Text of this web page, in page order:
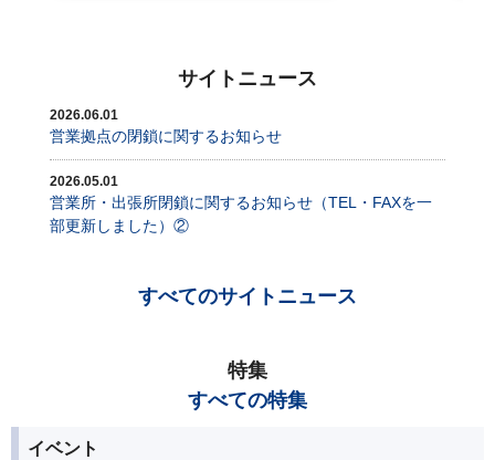
サイトニュース
2026.06.01
営業拠点の閉鎖に関するお知らせ
2026.05.01
営業所・出張所閉鎖に関するお知らせ（TEL・FAXを一
部更新しました）②
すべてのサイトニュース
特集
すべての特集
イベント